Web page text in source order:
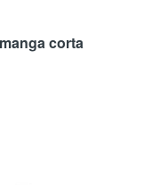
corta